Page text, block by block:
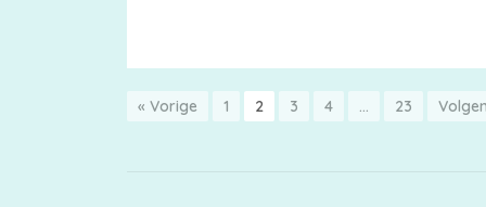
« Vorige 1 2 3 4 … 23